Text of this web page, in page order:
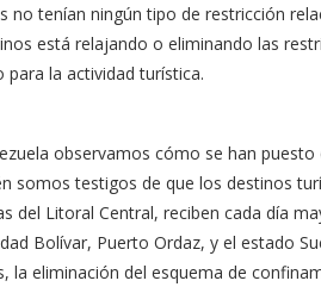
no tenían ningún tipo de restricción
está relajando o eliminando las
la actividad turística.
observamos cómo se han
somos testigos de que los destinos
del Litoral Central, reciben cada día
Bolívar, Puerto Ordaz, y el estado
la eliminación del esquema de